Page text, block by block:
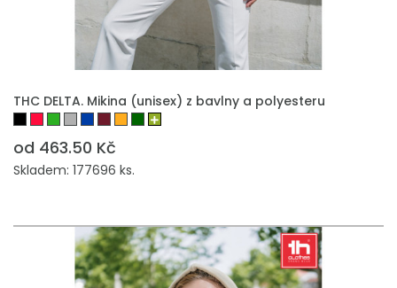
THC DELTA. Mikina (unisex) z bavlny a polyesteru
od 463.50 Kč
Skladem: 177696 ks.